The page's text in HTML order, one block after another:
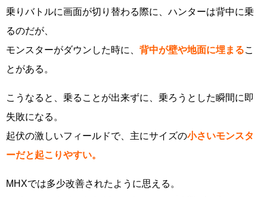
乗りバトルに画面が切り替わる際に、ハンターは背中に乗
るのだが、
モンスターがダウンした時に、 背中が壁や地面に埋まるこ
とがある。
こうなると、乗ることが出来ずに、乗ろうとした瞬間に即
失敗になる。
起伏の激しいフィールドで、主にサイズの小さいモンスタ
ーだと起こりやすい。
MHXでは多少改善されたように思える。